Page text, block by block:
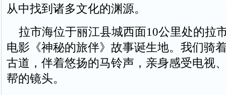
从中找到诸多文化的渊源。
拉市海位于丽江县城西面10公里处的拉
电影《神秘的旅伴》故事诞生地。我们骑
古道，伴着悠扬的马铃声，亲身感受电视
帮的镜头。